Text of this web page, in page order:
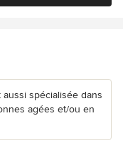
spécialisée dans
agées et/ou en